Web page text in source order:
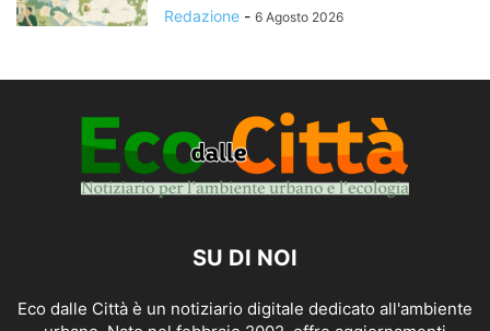
Redazione - 6 Agosto 2026
SU DI NOI
Eco dalle Città è un notiziario digitale dedicato all'ambiente